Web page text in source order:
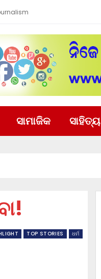
ସାମାଜିକ ସାହିତ୍ୟ
TOP STORIES ଧର୍ମ